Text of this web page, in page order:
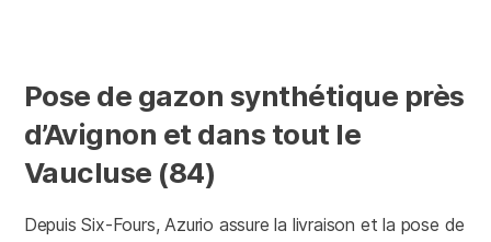
Pose de gazon synthétique près
d’Avignon et dans tout le
Vaucluse (84)
Depuis Six-Fours, Azurio assure la livraison et la pose de